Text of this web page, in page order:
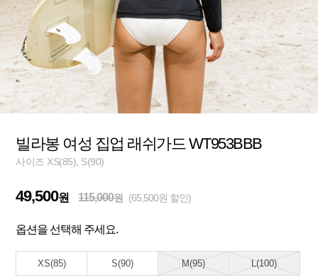
빌라봉 여성 집업 래쉬가드 WT953BBB
사이즈 XS(85), S(90)
49,500원 115,000원 (65,500원 할인)
옵션을 선택해 주세요.
XS(85) S(90) M(95) L(100)